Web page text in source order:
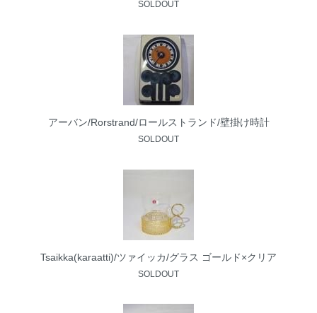
SOLDOUT
アーバン/Rorstrand/ロールストランド/壁掛け時計
SOLDOUT
Tsaikka(karaatti)/ツァイッカ/グラス ゴールド×クリア
SOLDOUT